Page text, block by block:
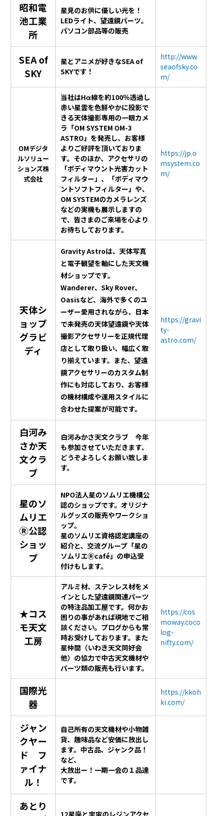
昭和電
池工業
所
星見のお供に優しい光を！
LEDライト、望遠鏡パーツ。
パソコン部品等の販売
SEA of
SKY
星とアニメが好きなSEA of
SKYです！
http://www.
seaofsky.co
m/
OMデジタ
ルソリュー
ションズ株
式会社
当社はHα線を約100％透過し
赤い星雲を色鮮やかに投影で
きる天体撮影専用の一眼カメ
ラ「OM SYSTEM OM-3
ASTRO」を発売し、お客様
よりご好評を頂いておりま
す。そのほか、アクセサリの
「ボディマウント光害カット
フィルター」、「ボディマウ
ントソフトフィルター」や、
OM SYSTEMのカメラレンズ
などの実機も展示しますの
で、皆さまのご来場を心より
お待ちしております。
https://jp.o
msystem.co
m/
天体シ
ョップ
グラビ
ディ
Gravity Astroは、天体写真
と電子観望を軸にした天文機
材ショップです。
Wanderer、Sky Rover、
Oasisなど、海外で多くのユ
ーザー愛用されながら、日本
で未発売の天体望遠鏡や天体
撮影アクセサリーを正規代理
店として取り扱い、幅広く取
り揃えています。また、望遠
鏡アクセサリーのカスタム制
作にも対応しており、お客様
の機材構成や運用スタイルに
合わせた提案が可能です。
https://gravi
ty-
astro.com/
白河み
さか天
文クラ
ブ
白河みかさ天文クラブ 今年
も参加させていただきます、
どうぞよろしくお願い致しま
す。
星のソ
ムリエ
Ⓡ公認
ショッ
プ
NPO法人星のソムリエ機構公
認のショップです。オリジナ
ルグッズの販売やワークショ
ップ。
星のソムリエ資格認定講座の
紹介と、交流グループ「星の
ソムリエⓇcafé」の申込受
付けもします。
★コス
モ天文
工房
アルミ材、ステンレス材をメ
インとした望遠鏡関連パーツ
の特注品加工屋です。何かお
困りの事があれば現地でご相
談ください。プログからも常
時お受けしております。また
星仲間（いわき天文同好会
他）の協力で中古天文機材や
パーツ類の販売も行います。
https://cos
moway.coco
log-
nifty.com/
国際光
器
https://kkoh
ki.com/
ジャン
クヤー
ド フ
ァイナ
ル！
自己所有の天文機材や小物雑
貨、趣味品など安価に放出し
ます。中古品、ジャンク品！
など、
大放出ー！一期一会の１品達
です。
あとり